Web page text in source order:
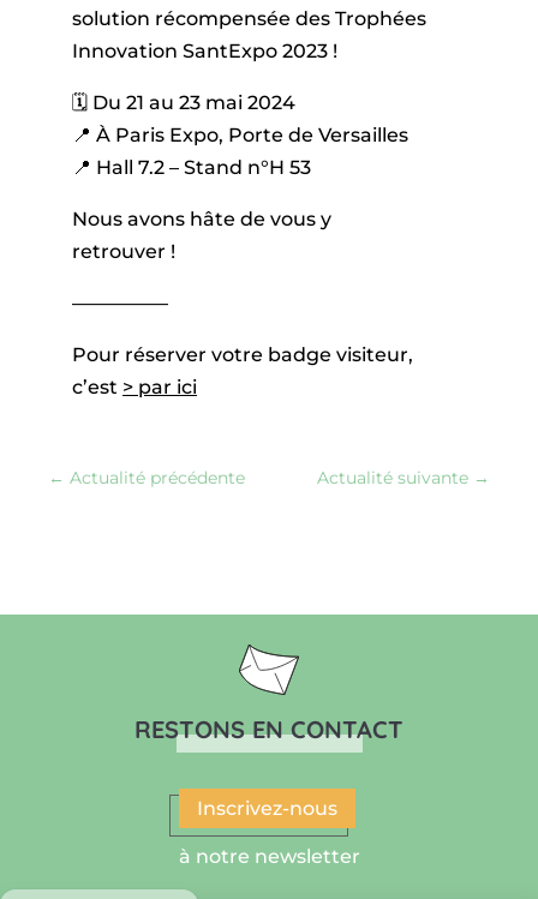
solution récompensée des Trophées
Innovation SantExpo 2023 !
🗓️ Du 21 au 23 mai 2024
📍 À Paris Expo, Porte de Versailles
📍 Hall 7.2 – Stand n°H 53
Nous avons hâte de vous y
retrouver !
—————
Pour réserver votre badge visiteur,
c’est > par ici
← Actualité précédente Actualité suivante →
RESTONS EN CONTACT
Inscrivez-nous
à notre newsletter